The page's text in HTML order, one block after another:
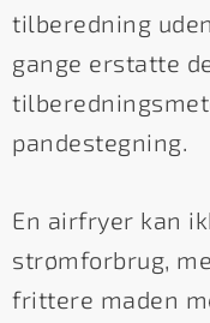
tilberedning
gange erstatte
pandestegning.
En airfryer kan
strømforbrug,
frittere maden